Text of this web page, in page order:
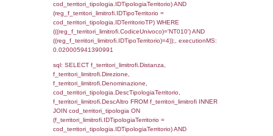
(((reg_f_confini.CodiceUnivoco)='NT010'));,
0.00081610679626465
sql: SELECT
f_territori_limitrofi INNER JOIN
(f_territori_limitrofi.IDTipologiaTerritorio =
cod_territori_tipologia.IDTipologiaTerritorio
f_territori_limitrofi.IDTipoTerritorio =